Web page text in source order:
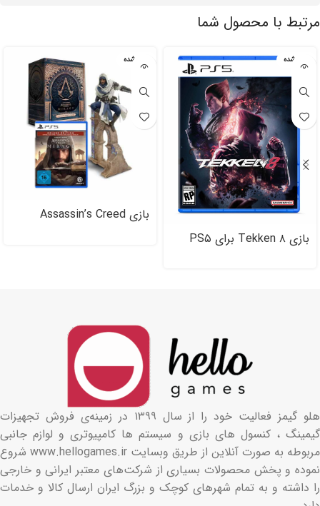
مرتبط با محصول شما
تمام شده
بازی Tekken ۸ برای PS۵
تمام شده
بازی Assassin’s Creed
هلو گیمز فعالیت خود را از سال ۱۳۹۹ در زمینه‌ی فروش تجهیزات
گیمینگ ، کنسول های بازی و سیستم ها کامپیوتری و لوازم جانبی
مربوطه به صورت آنلاین از طریق وبسایت www.hellogames.ir شروع
نموده و پخش محصولات بسیاری از شرکت‌های معتبر ایرانی و خارجی
را داشته و به تمام شهرهای کوچک و بزرگ ایران ارسال کالا و خدمات